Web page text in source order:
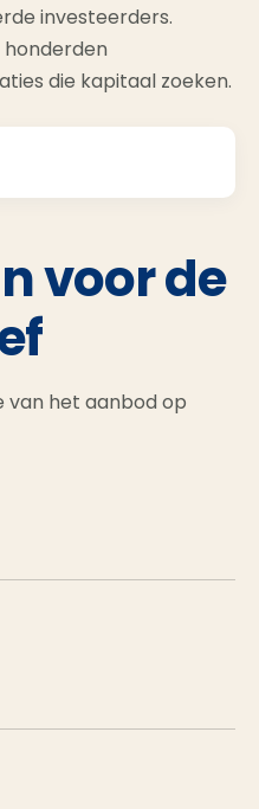
investeerders.
die kapitaal zoeken.
voor de
van het aanbod op